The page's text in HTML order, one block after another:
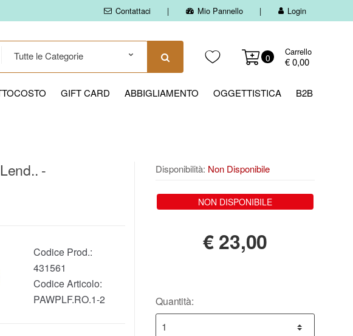
Contattaci Mio Pannello Login
0
Carrello
€ 0,00
GIFT CARD ABBIGLIAMENTO OGGETTISTICA B2B
-
Codice Prod.:
431561
Codice Articolo:
PAWPLF.RO.1-2
Disponibilità: Non Disponibile
NON DISPONIBILE
€23,00
Quantità: